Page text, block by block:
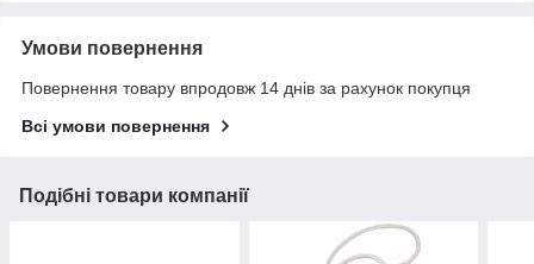
Умови повернення
Повернення товару впродовж 14 днів за рахунок покупця
Всі умови повернення
Подібні товари компанії